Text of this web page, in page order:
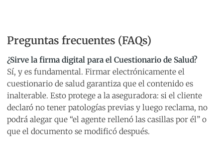
Preguntas frecuentes (FAQs)
¿Sirve la firma digital para el Cuestionario de Salud?
Sí, y es fundamental. Firmar electrónicamente el
cuestionario de salud garantiza que el contenido es
inalterable. Esto protege a la aseguradora: si el cliente
declaró no tener patologías previas y luego reclama, no
podrá alegar que “el agente rellenó las casillas por él” o
que el documento se modificó después.